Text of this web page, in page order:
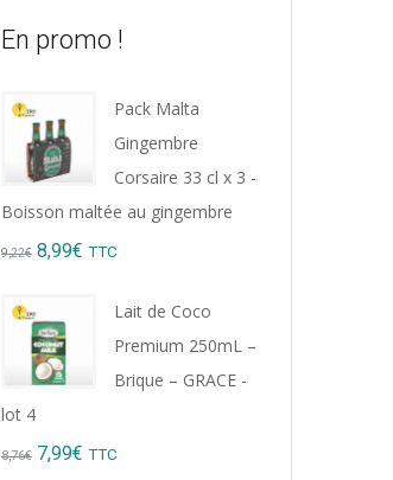
En promo !
Pack Malta
Gingembre
Corsaire 33 cl x 3 -
Boisson maltée au gingembre
9,22€ Original
was:
9,22€.
8,99€ Current
TTC
Lait de Coco
Premium 250mL –
Brique – GRACE -
lot 4
8,76€ Original
7,99€ Current
TTC